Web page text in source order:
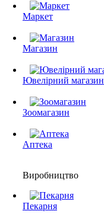
Маркет
Магазин
Ювелірний магазин
Зоомагазин
Аптека
Виробництво
Пекарня